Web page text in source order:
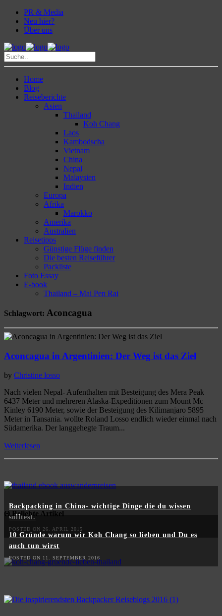
PR & Media
Neu hier?
Über uns
Home
Blog
Reiseberichte
Asien
Thailand
Koh Chang
Laos
Kambodscha
Vietnam
China
Nepal
Malaysien
Indien
Europa
Afrika
Marokko
Amerika
Australien
Reisetipps
Günstige Flüge finden
Die besten Reiseführer
Packliste
Foto Essay
E-book
Thailand – Mai Pen Rai
Schlagwort: Aconcagua
Aconcagua in Argentinien: Der Weg ist das Ziel
by Christine losso
Nach vielen Nepal- Aufenthalten mit Besteigung des Mera Peak
6437 Meter und mehreren Alaska-Expeditionen zum Mount Mc
Kinley 6190 Meter, sowie der Besteigung des Kilimanjaro 5895
Meter in Tansania. wollte Roland Losso endlich wieder einmal nach
Südamerika. Der langgehegte Traum...
Weiterlesen
Θ Beliebte Artikel
Backpacking in China- wichtige Dinge die du wissen
solltest.
POSTED ON 26. APRIL 2015
10 Gründe warum wir Koh Chang so lieben und Du es
auch tun wirst
POSTED ON 11. SEPTEMBER 2016